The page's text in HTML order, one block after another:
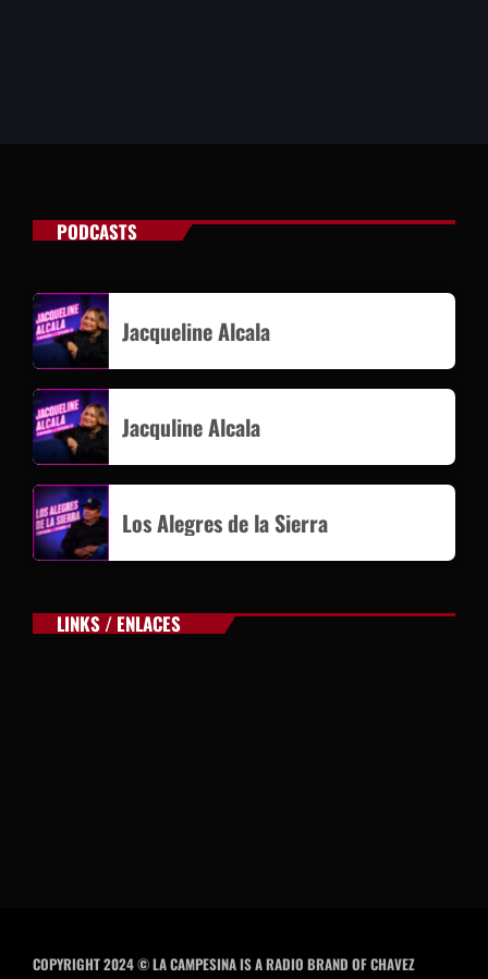
PODCASTS
Jacqueline Alcala
Jacquline Alcala
Los Alegres de la Sierra
LINKS / ENLACES
COPYRIGHT 2024 © LA CAMPESINA IS A RADIO BRAND OF CHAVEZ